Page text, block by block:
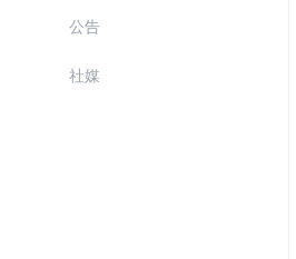
公告
社媒